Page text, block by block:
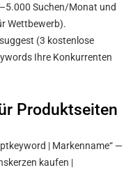
Suchen/Monat und
Wettbewerb).
(3 kostenlose
Ihre Konkurrenten
Produktseiten
| Markenname“ —
kaufen |